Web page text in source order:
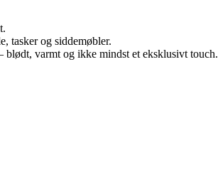
tasker og siddemøbler.
blødt, varmt og ikke mindst et eksklusivt touch.